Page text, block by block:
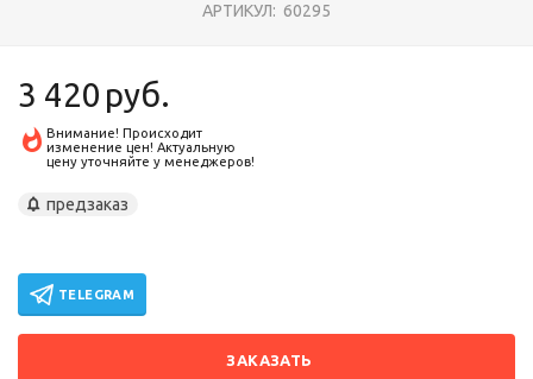
АРТИКУЛ: 60295
3 420 руб.
Внимание! Происходит
изменение цен! Актуальную
цену уточняйте у менеджеров!
предзаказ
TELEGRAM
ЗАКАЗАТЬ